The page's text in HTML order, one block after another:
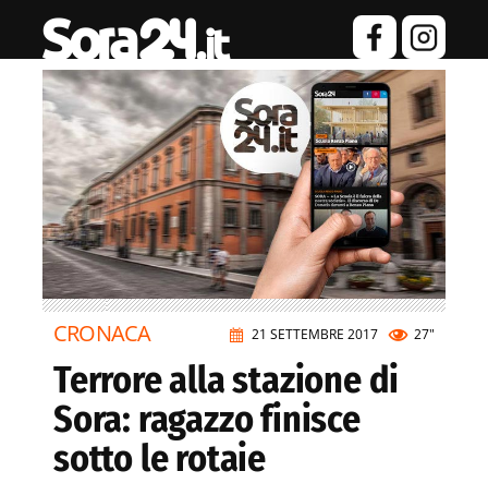
21 SETTEMBRE 2017 27"
CRONACA
Terrore alla stazione di
Sora: ragazzo finisce
sotto le rotaie